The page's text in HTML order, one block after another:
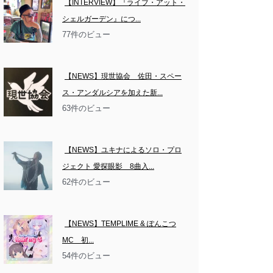
【INTERVIEW】『ライブ・アット・
シェルガーデン』につ...
77件のビュー
【NEWS】現世協会　佐田・スペー
ス・アンダルシアを加えた新...
63件のビュー
【NEWS】ユキナによるソロ・プロ
ジェクト 愛探眼影　8曲入...
62件のビュー
【NEWS】TEMPLIME & ぽんこつ
MC　初...
54件のビュー